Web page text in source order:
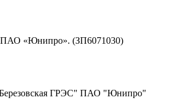
ПАО «Юнипро». (ЗП6071030)
"Березовская ГРЭС" ПАО "Юнипро"